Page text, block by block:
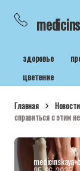
здоровье
цветение
Главная Новости
справиться с этим